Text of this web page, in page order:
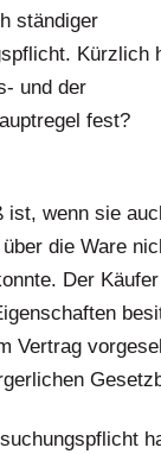
ständiger
Kürzlich
und der
fest?
ist, wenn sie
die Ware
Der
Vertrag